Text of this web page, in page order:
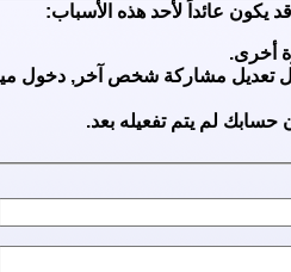
يكون عائداً لأحد هذه الأسباب:
أخرى.
تعديل مشاركة شخص آخر, دخول
حسابك لم يتم تفعيله بعد.